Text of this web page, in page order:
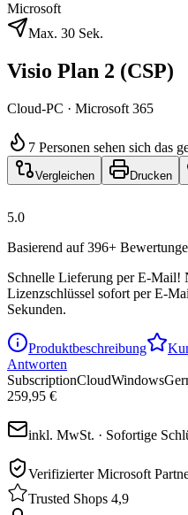
Microsoft
Max. 30 Sek.
Visio Plan 2 (CSP)
Cloud-PC · Microsoft 365
7 Personen sehen sich das
Vergleichen Drucken
5.0
Basierend auf 396+
Schnelle Lieferung per E-Mail!
Lizenzschlüssel sofort per E-
Sekunden.
Produktbeschreibung
Antworten
SubscriptionCloudWindows
259,95 €
inkl. MwSt. · Sofortige
Verifizierter Microsoft
Trusted Shops 4,9